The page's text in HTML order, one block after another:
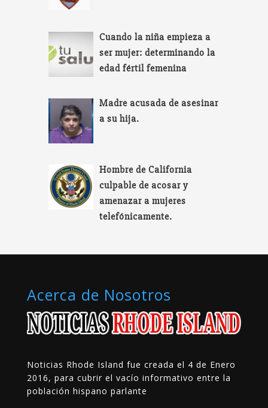
Cuando la niña empieza a
ser mujer: determinando la
edad fértil femenina
Madre acusada de asesinar
a su hija.
Hombre de California
culpable de acosar y
amenazar a mujeres
telefónicamente.
Acerca de Nosotros
Noticias Rhode Island fue creada el 4 de Enero
2016, para cubrir el vacío informativo entre la
población hispano parlante